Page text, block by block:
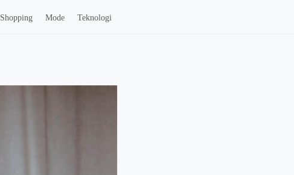
Shopping Mode Teknologi